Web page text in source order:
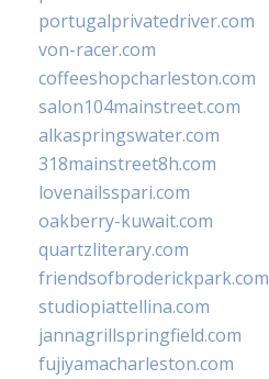
portugalprivatedriver.com
von-racer.com
coffeeshopcharleston.com
salon104mainstreet.com
alkaspringswater.com
318mainstreet8h.com
lovenailsspari.com
oakberry-kuwait.com
quartzliterary.com
friendsofbroderickpark.com
studiopiattellina.com
jannagrillspringfield.com
fujiyamacharleston.com